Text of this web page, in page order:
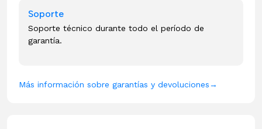
Soporte
Soporte técnico durante todo el período de
garantía.
Más información sobre garantías y devoluciones→